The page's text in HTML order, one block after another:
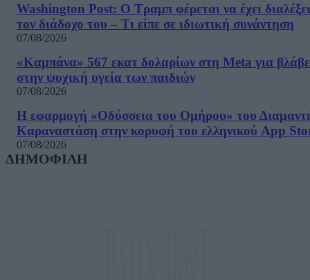
Washington Post: Ο Τραμπ φέρεται να έχει διαλέξει
τον διάδοχο του – Τι είπε σε ιδιωτική συνάντηση
07/08/2026
«Καμπάνα» 567 εκατ δολαρίων στη Meta για
στην ψυχική υγεία των παιδιών
07/08/2026
Η εφαρμογή «Οδύσσεια του Ομήρου» του
Καραναστάση στην κορυφή του ελληνικού App
07/08/2026
ΔΗΜΟΦΙΛΗ